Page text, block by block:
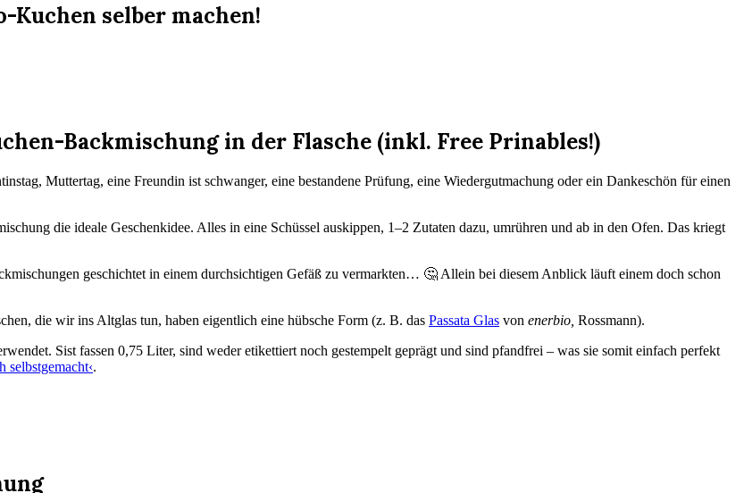
Kuchen selber machen!
Backmischung in der Flasche (inkl. Free Prinables!)
Muttertag, eine Freundin ist schwanger, eine bestandene Prüfung, eine Wiedergutmachung oder ein Dankeschön für einen
die ideale Geschenkidee. Alles in eine Schüssel auskippen, 1–2 Zutaten dazu, umrühren und ab in den Ofen. Das kriegt
geschichtet in einem durchsichtigen Gefäß zu vermarkten… 🤔 Allein bei diesem Anblick läuft einem doch schon
die wir ins Altglas tun, haben eigentlich eine hübsche Form (z. B. das Passata Glas von enerbio, Rossmann).
Sist fassen 0,75 Liter, sind weder etikettiert noch gestempelt geprägt und sind pfandfrei – was sie somit einfach perfekt
selbstgemacht‹.